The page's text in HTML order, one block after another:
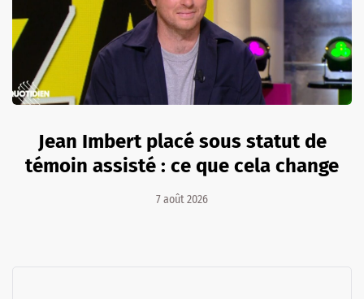
Jean Imbert placé sous statut de
témoin assisté : ce que cela change
7 août 2026